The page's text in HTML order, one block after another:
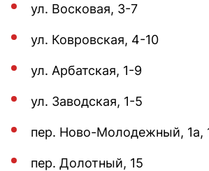
ул. Восковая, 3-7
ул. Ковровская, 4-10
ул. Арбатская, 1-9
ул. Заводская, 1-5
пер. Ново-Молодежный, 1а,
пер. Долотный, 15